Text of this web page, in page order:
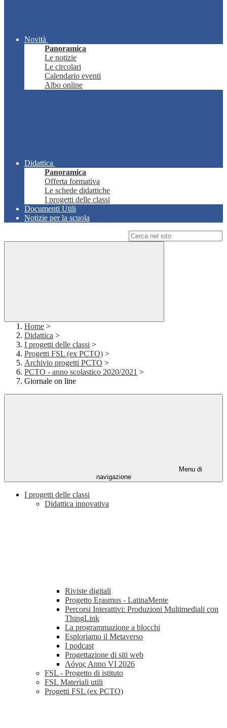
Novità
Panoramica
Le notizie
Le circolari
Calendario eventi
Albo online
Didattica
Panoramica
Offerta formativa
Le schede didattiche
I progetti delle classi
Documenti Utili
Notizie per la scuola
Home >
Didattica >
I progetti delle classi >
Progetti FSL (ex PCTO) >
Archivio progetti PCTO >
PCTO - anno scolastico 2020/2021 >
Giornale on line
Menu di
navigazione
I progetti delle classi
Didattica innovativa
Riviste digitali
Progetto Erasmus - LatinaMente
Percorsi Interattivi: Produzioni Multimediali con
ThingLink
La programmazione a blocchi
Esploriamo il Metaverso
I podcast
Progettazione di siti web
Λóγος Anno VI 2026
FSL - Progetto di istituto
FSL Materiali utili
Progetti FSL (ex PCTO)